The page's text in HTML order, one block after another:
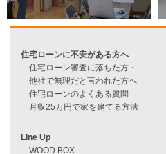
資料請求